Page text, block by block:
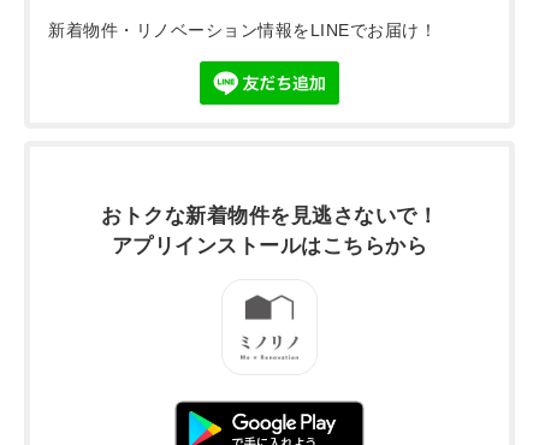
新着物件・リノベーション情報をLINEでお届け！
おトクな新着物件を 見逃さないで！
アプリインストールはこちらから